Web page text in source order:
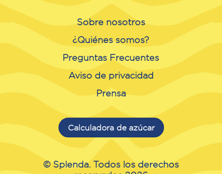
Sobre nosotros
¿Quiénes somos?
Preguntas Frecuentes
Aviso de privacidad
Prensa
Calculadora de azúcar
© Splenda. Todos los derechos